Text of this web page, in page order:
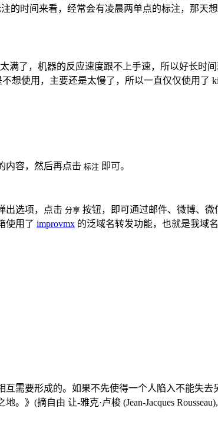
的时间来看，经常会有凌晨两单点的标注，那天想
满了，机器的反应速度跟不上手速，所以好长时
使用，主要还是太慢了，所以一直仅仅使用了
内容，然后再点击 标注 即可。
出选项，点击 分享 按钮，即可通过邮件、微博、
使用了 improvmx 的泛域名转发功能，也就是我域
互需要形成的。如果不先使得一个人陷入不能失
》(摘自由 让-雅克·卢梭 (Jean-Jacques